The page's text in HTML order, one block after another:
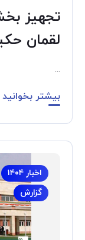
تجهیز
لقمان
...
بیشتر بخوانید
اخبار ۱۴۰۴
گزارش